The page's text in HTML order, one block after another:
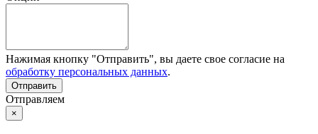
Нажимая кнопку "Отправить", вы даете свое согласие на
обработку персональных данных.
Отправляем
×